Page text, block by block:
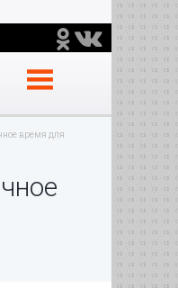
время для